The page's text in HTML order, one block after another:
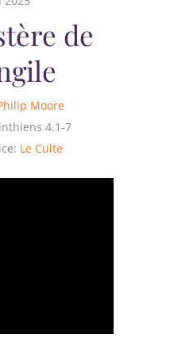
de
Moore
4.1-7
Le Culte